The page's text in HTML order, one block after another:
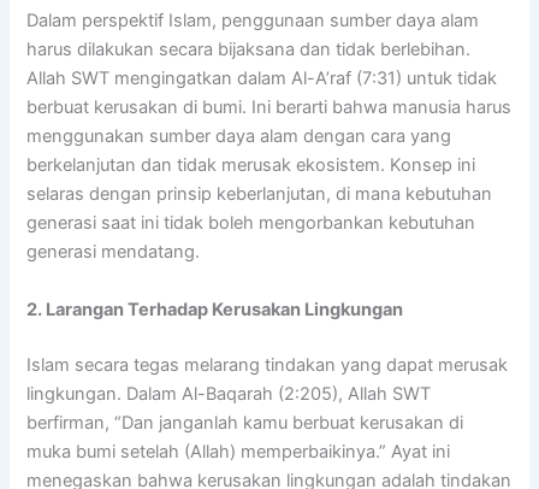
Dalam perspektif Islam, penggunaan sumber daya alam
harus dilakukan secara bijaksana dan tidak berlebihan.
Allah SWT mengingatkan dalam Al-A’raf (7:31) untuk tidak
berbuat kerusakan di bumi. Ini berarti bahwa manusia harus
menggunakan sumber daya alam dengan cara yang
berkelanjutan dan tidak merusak ekosistem. Konsep ini
selaras dengan prinsip keberlanjutan, di mana kebutuhan
generasi saat ini tidak boleh mengorbankan kebutuhan
generasi mendatang.
2. Larangan Terhadap Kerusakan Lingkungan
Islam secara tegas melarang tindakan yang dapat merusak
lingkungan. Dalam Al-Baqarah (2:205), Allah SWT
berfirman, “Dan janganlah kamu berbuat kerusakan di
muka bumi setelah (Allah) memperbaikinya.” Ayat ini
menegaskan bahwa kerusakan lingkungan adalah tindakan